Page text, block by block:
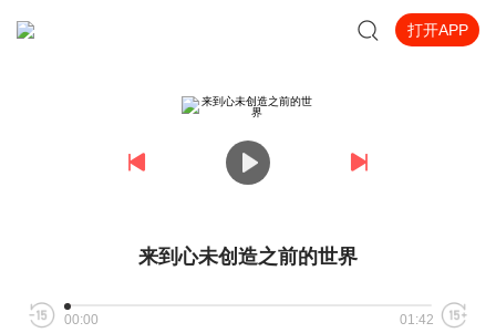
打开APP
来到心未创造之前的世界
00:00 01:42